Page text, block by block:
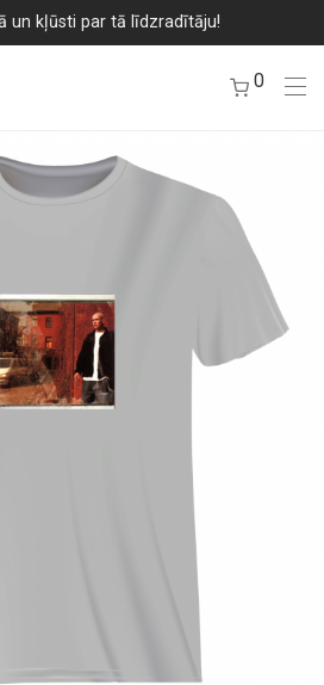
un kļūsti par tā līdzradītāju!
0